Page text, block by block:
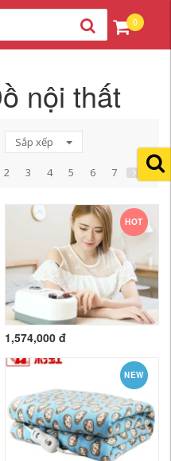
0
nội thất
Sắp xếp
2 3 4 5 6 7
HOT
1,574,000 đ
NEW